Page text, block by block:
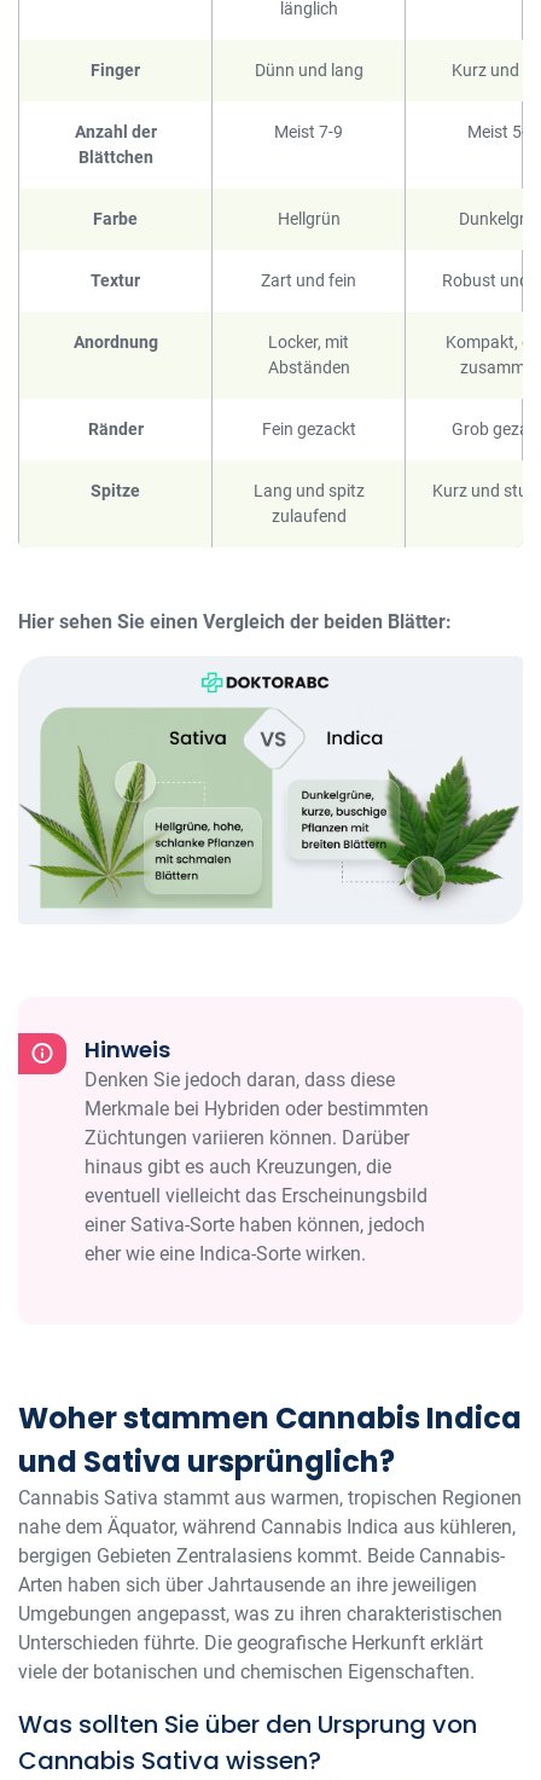
länglich
Finger Dünn und lang Kurz und
Anzahl der
Blättchen
Meist 7-9 Meist 5-7
Farbe Hellgrün
Textur Zart und fein Robust und
Anordnung
Locker, mit
Abständen
Kompakt,
Ränder Fein gezackt Grob
Spitze
Lang und spitz
zulaufend
Kurz und
Hier sehen Sie einen Vergleich der beiden Blätter:
Hinweis
Denken Sie jedoch daran, dass diese
Merkmale bei Hybriden oder bestimmten
Züchtungen variieren können. Darüber
hinaus gibt es auch Kreuzungen, die
eventuell vielleicht das Erscheinungsbild
einer Sativa-Sorte haben können, jedoch
eher wie eine Indica-Sorte wirken.
Woher stammen Cannabis Indica
und Sativa ursprünglich?
Cannabis Sativa stammt aus warmen, tropischen Regionen
nahe dem Äquator, während Cannabis Indica aus kühleren,
bergigen Gebieten Zentralasiens kommt. Beide Cannabis-
Arten haben sich über Jahrtausende an ihre jeweiligen
Umgebungen angepasst, was zu ihren charakteristischen
Unterschieden führte. Die geografische Herkunft erklärt
viele der botanischen und chemischen Eigenschaften.
Was sollten Sie über den Ursprung von
Cannabis Sativa wissen?